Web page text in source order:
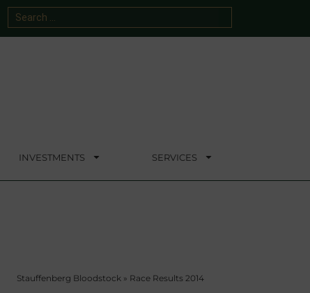
INVESTMENTS SERVICES
Stauffenberg Bloodstock » Race Results 2014